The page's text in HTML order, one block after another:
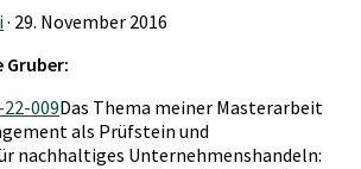
· 29. November 2016
Gruber:
Das Thema meiner Masterarbeit
als Prüfstein und
nachhaltiges Unternehmenshandeln: